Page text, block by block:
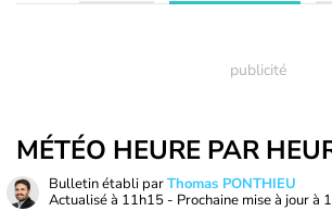
MÉTÉO HEURE PAR
Bulletin établi parThomas PONTHIEU
Actualisé à 11h15 - Prochaine mise à jour à